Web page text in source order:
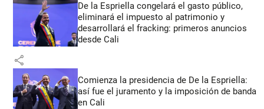
De la Espriella congelará el gasto público,
eliminará el impuesto al patrimonio y
desarrollará el fracking: primeros anuncios
desde Cali
share
Comienza la presidencia de De la Espriella:
así fue el juramento y la imposición de banda
en Cali